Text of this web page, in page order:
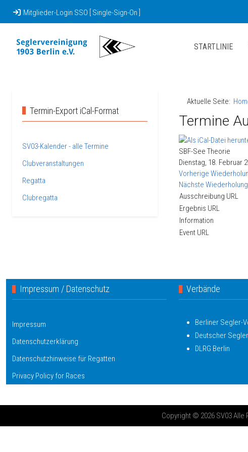
Mitglieder-Login SSO [ Single-Sign-On ]
STARTLINIE
Termin-Export iCal-Format
SV03-Kalender - alle Termine
Clubveranstaltungen
Regatta
Clubregatta
Aktuelle Seite:
Termine
SBF-See Theorie
Dienstag, 18. Februar
Vorherige
Nächste Wiederholung
Ausschreibung URL
Ergebnis URL
Information
Event URL
Impressum / Datenschutz
Impressum
Datenschutzerklärung
Datenschutzhinweise für Regatten
Privacy Policy for Races
Verbände
Berliner Segler-
Deutscher
DLRG Berlin
Copyright © 2026 SV03